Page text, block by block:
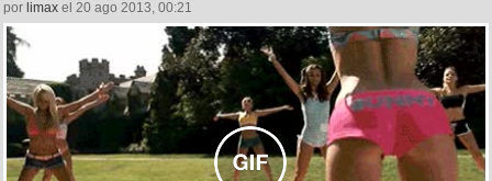
por limax el 20 ago 2013, 00:21